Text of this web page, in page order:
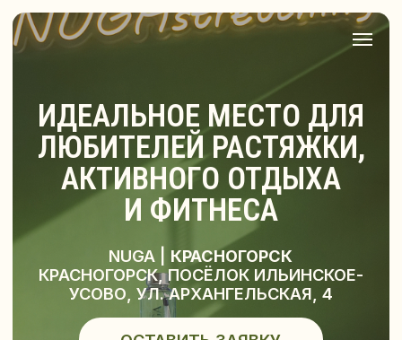
ОСТАВИТЬ ЗАЯВКУ
РАСПИСАНИЕ
NUGA | КРАСНОГОРСК
КРАСНОГОРСК, ПОСЁЛОК ИЛЬИНСКОЕ-
УСОВО, УЛ. АРХАНГЕЛЬСКАЯ, 4
ЛЮБИТЕЛЕЙ РАСТЯЖКИ,
АКТИВНОГО ОТДЫХА
И ФИТНЕСА